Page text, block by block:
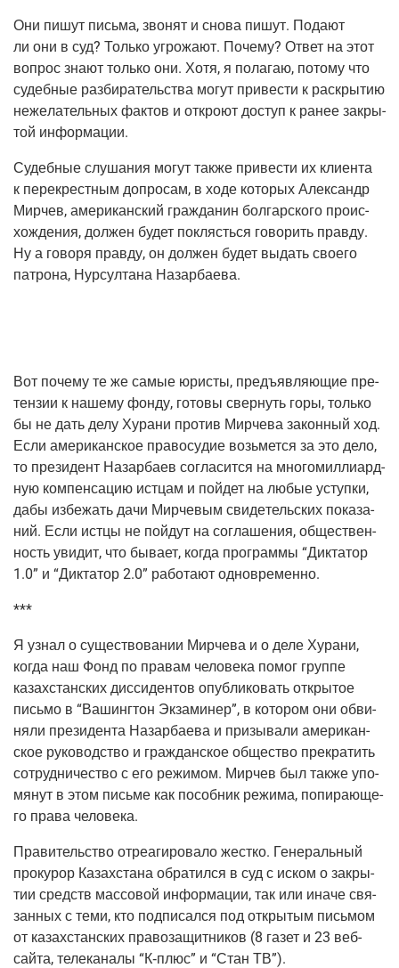
Они пишут пись­ма, зво­нят и сно­ва пишут. Пода­ют
ли они в суд? Толь­ко угро­жа­ют. Поче­му? Ответ на этот
вопрос зна­ют толь­ко они. Хотя, я пола­гаю, пото­му что
судеб­ные раз­би­ра­тель­ства могут при­ве­сти к рас­кры­тию
неже­ла­тель­ных фак­тов и откро­ют доступ к ранее закры­
той информации.
Судеб­ные слу­ша­ния могут так­же при­ве­сти их кли­ен­та
к пере­крест­ным допро­сам, в ходе кото­рых Алек­сандр
Мир­чев, аме­ри­кан­ский граж­да­нин бол­гар­ско­го про­ис­
хож­де­ния, дол­жен будет поклясть­ся гово­рить прав­ду.
Ну а гово­ря прав­ду, он дол­жен будет выдать сво­е­го
патро­на, Нур­сул­та­на Назарбаева.
Вот поче­му те же самые юри­сты, предъ­яв­ля­ю­щие пре­
тен­зии к наше­му фон­ду, гото­вы свер­нуть горы, толь­ко
бы не дать делу Хура­ни про­тив Мир­че­ва закон­ный ход.
Если аме­ри­кан­ское пра­во­су­дие возь­мет­ся за это дело,
то пре­зи­дент Назар­ба­ев согла­сит­ся на мно­го­мил­ли­ард­
ную ком­пен­са­цию ист­цам и пой­дет на любые уступ­ки,
дабы избе­жать дачи Мир­че­вым сви­де­тель­ских пока­за­
ний. Если ист­цы не пой­дут на согла­ше­ния, обще­ствен­
ность уви­дит, что быва­ет, когда про­грам­мы “Дик­та­тор
1.0” и “Дик­та­тор 2.0” рабо­та­ют одновременно.
***
Я узнал о суще­ство­ва­нии Мир­че­ва и о деле Хура­ни,
когда наш Фонд по пра­вам чело­ве­ка помог груп­пе
казах­стан­ских дис­си­ден­тов опуб­ли­ко­вать откры­тое
пись­мо в “Вашинг­тон Экза­ми­нер”, в кото­ром они обви­
ня­ли пре­зи­ден­та Назар­ба­е­ва и при­зы­ва­ли аме­ри­кан­
ское руко­вод­ство и граж­дан­ское обще­ство пре­кра­тить
сотруд­ни­че­ство с его режи­мом. Мир­чев был так­же упо­
мя­нут в этом пись­ме как пособ­ник режи­ма, попи­ра­ю­ще­
го пра­ва человека.
Пра­ви­тель­ство отре­а­ги­ро­ва­ло жест­ко. Гене­раль­ный
про­ку­рор Казах­ста­на обра­тил­ся в суд с иском о закры­
тии средств мас­со­вой инфор­ма­ции, так или ина­че свя­
зан­ных с теми, кто под­пи­сал­ся под откры­тым пись­мом
от казах­стан­ских пра­во­за­щит­ни­ков (8 газет и 23 веб-
сай­та, теле­ка­на­лы “К‑плюс” и “Стан ТВ”).